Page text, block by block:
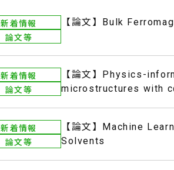
新着情報
論文等
【論文】Bulk
新着情報
論文等
【論文】Physics-
microstructures with
新着情報
論文等
【論文】Machine
Solvents